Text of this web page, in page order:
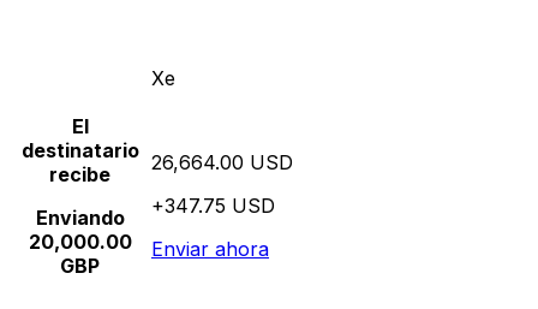
Xe
El
destinatario
recibe
Enviando
20,000.00
GBP
26,664.00 USD
+347.75 USD
Enviar ahora